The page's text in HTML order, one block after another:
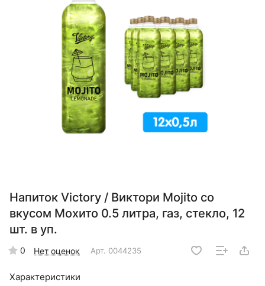
Напиток Victory / Виктори Mojito со
вкусом Мохито 0.5 литра, газ, стекло, 12
шт. в уп.
0 Нет оценок Арт. 0044235
Характеристики